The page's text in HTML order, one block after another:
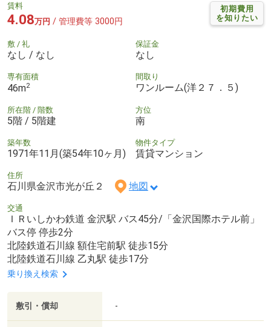
初期費用
を知りたい
賃料
4.08万円 / 管理費等 3000円
敷 / 礼
なし / なし
保証金
なし
専有面積
46m2
間取り
ワンルーム(洋２７．５)
所在階 / 階数
5階 / 5階建
方位
南
築年数
1971年11月(築54年10ヶ月)
物件タイプ
賃貸マンション
住所
石川県金沢市光が丘２ 地図
交通
ＩＲいしかわ鉄道 金沢駅 バス45分/「金沢国際ホテル前」
バス停 停歩2分
北陸鉄道石川線 額住宅前駅 徒歩15分
北陸鉄道石川線 乙丸駅 徒歩17分
乗り換え検索
敷引・償却 -